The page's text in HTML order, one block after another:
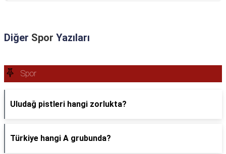
Diğer Spor Yazıları
Spor
Uludağ pistleri hangi zorlukta?
Türkiye hangi A grubunda?